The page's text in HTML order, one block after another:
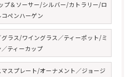
プ＆ソーサー/シルバー/カトラリー/ロ
コペンハーゲン
ラス/ワイングラス／ティーポット/ミ
／ティーカップ
マスプレート/オーナメント／ジョージ